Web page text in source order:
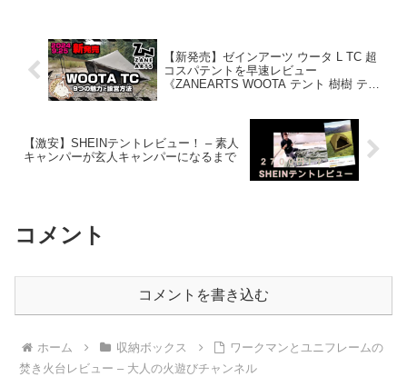
【新発売】ゼインアーツ ウータ L TC 超
コスパテントを早速レビュー
《ZANEARTS WOOTA テント 樹樹 ティ
ﾝﾊﾟｸﾄｷﾞｱ紹介★バイク野営部【ソロキャ
ンプ道具】
【激安】SHEINテントレビュー！ – 素人
キャンパーが玄人キャンパーになるまで
コメント
コメントを書き込む
ホーム 収納ボックス
ワークマンとユニフレームの
焚き火台レビュー – 大人の火遊びチャンネル